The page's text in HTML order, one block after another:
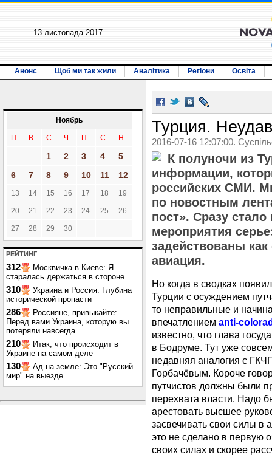
13 листопада 2017
Анонс Щоб ми так жили Аналітика Регіони Освіта
Ноябрь
П В С Ч П С Н
1 2 3 4
5
6
7 8 9 10 11 12
13 14 15 16 17 18 19
20 21 22 23 24 25 26
27 28 29 30
РЕЙТИНГ
312
Москвичка в Киеве: Я
старалась держаться в стороне...
310
Украина и Россия: Глубина
исторической пропасти
286
Россияне, привыкайте:
Перед вами Украина, которую вы
потеряли навсегда
210
Итак, что происходит в
Украине на самом деле
130
Ад на земле: Это "Русский
мир" на выезде
Турция.
2016-07-16 12:07:00.
К полуночи из
информации,
российских СМИ.
по новостным
пост». Сразу
мероприятия
задействованы
авиация.
Но когда в сводках
Турции с осуждением
то неправильные и
впечатлением anti-
известно, что глава
в Бодруме. Тут уже
недавняя аналогия с
Горбачёвым. Короче
путчистов должны были
перехвата власти. Надо
арестовать высшее
засвечивать свои силы в
это не сделано в первую
своих силах и скорее